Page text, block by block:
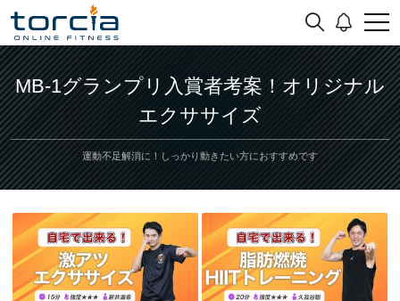
MB-1グランプリ入賞者考案！オリジナル
エクササイズ
運動不足解消に！しっかり動きたい方におすすめです
自宅で出来る！激熱エクササイズ